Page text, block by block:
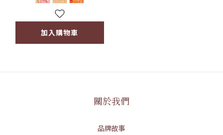
加入購物車
關於我們
品牌故事